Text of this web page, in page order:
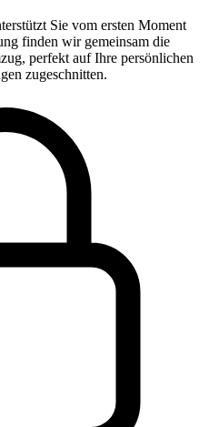
Sie vom ersten Moment
finden wir gemeinsam die
perfekt auf Ihre persönlichen
zugeschnitten.